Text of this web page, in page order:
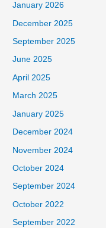
January 2026
December 2025
September 2025
June 2025
April 2025
March 2025
January 2025
December 2024
November 2024
October 2024
September 2024
October 2022
September 2022